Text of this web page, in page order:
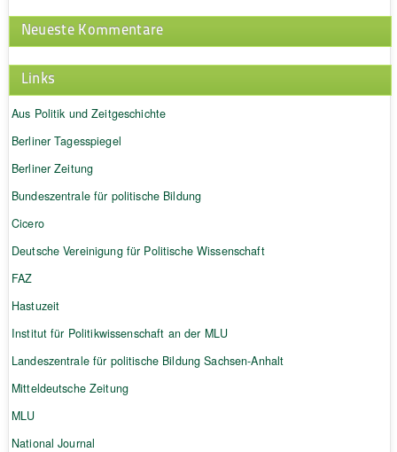
Neueste Kommentare
Links
Aus Politik und Zeitgeschichte
Berliner Tagesspiegel
Berliner Zeitung
Bundeszentrale für politische Bildung
Cicero
Deutsche Vereinigung für Politische Wissenschaft
FAZ
Hastuzeit
Institut für Politikwissenschaft an der MLU
Landeszentrale für politische Bildung Sachsen-Anhalt
Mitteldeutsche Zeitung
MLU
National Journal